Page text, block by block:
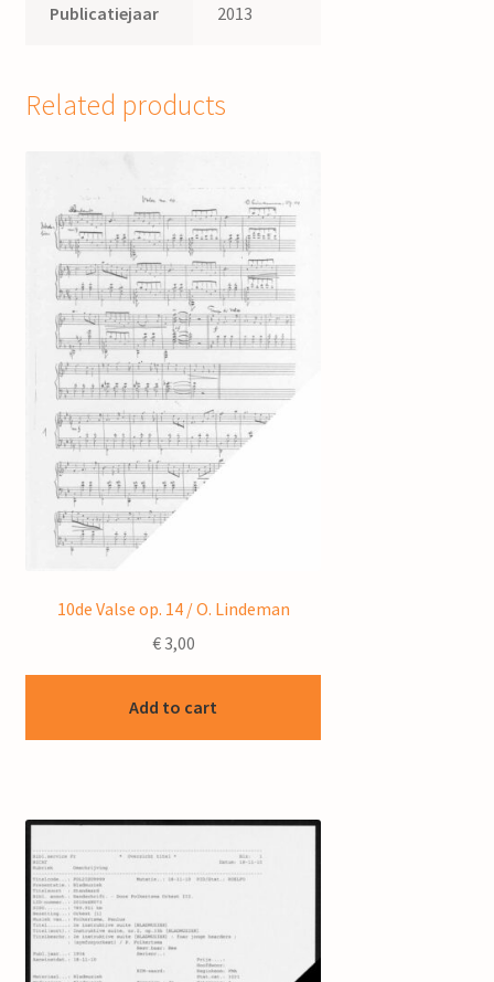
Publicatiejaar 2013
Related products
10de Valse op. 14 / O. Lindeman
€3,00
Add to cart